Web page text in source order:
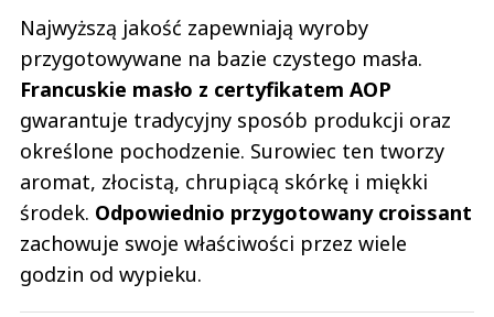
Najwyższą jakość zapewniają wyroby
przygotowywane na bazie czystego masła.
Francuskie masło z certyfikatem AOP
gwarantuje tradycyjny sposób produkcji oraz
określone pochodzenie. Surowiec ten tworzy
aromat, złocistą, chrupiącą skórkę i miękki
środek. Odpowiednio przygotowany croissant
zachowuje swoje właściwości przez wiele
godzin od wypieku.